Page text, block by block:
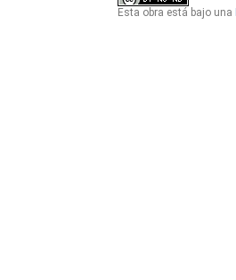
Esta obra está bajo una